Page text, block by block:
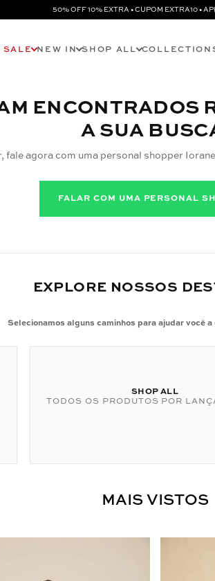
50% OFF 10% EXTRA • CUPOM EXTRA10 •
SALE NEW IN SHOP ALL
ENCONTRADOS
A SUA
fale agora com uma personal shopper
FALAR COM UMA PERSONAL
EXPLORE NOSSOS
Selecionamos alguns caminhos para ajudar você
SHOP ALL
TODOS OS PRODUTOS POR
MAIS VISTOS